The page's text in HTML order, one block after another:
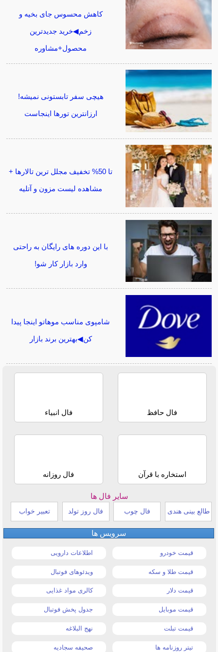
کاهش محسوس جای بخیه و
زخم◀خرید جدیدترین
محصول+مشاوره
هیچی سفر تابستونی نمیشه!
ارزانترین تورها اینجاست
تا 50% تخفیف مجلل ترین تالارها +
مشاهده لیست مزون و آتلیه
با این دوره های رایگان به راحتی
وارد بازار کار شو!
شامپوی مناسب موهاتو اینجا پیدا
کن◀بهترین برند بازار
فال حافظ فال انبیاء
استخاره با قرآن فال روزانه
سایر فال ها
طالع بینی هندی فال چوب فال روز تولد تعبیر خواب
سرویس ها
قیمت خودرو اطلاعات دارویی
قیمت طلا و سکه ویدئوهای فوتبال
قیمت دلار کالری مواد غذایی
قیمت موبایل جدول پخش فوتبال
قیمت تبلت نهج البلاغه
تیتر روزنامه ها صحیفه سجادیه